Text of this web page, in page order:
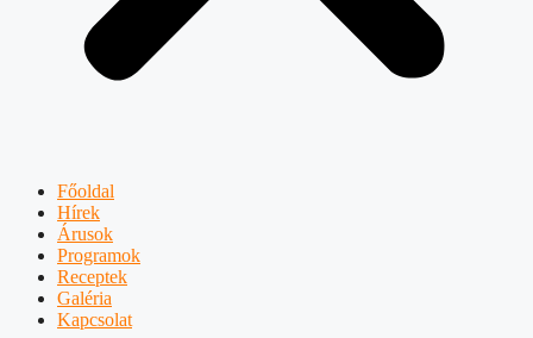
Főoldal
Hírek
Árusok
Programok
Receptek
Galéria
Kapcsolat